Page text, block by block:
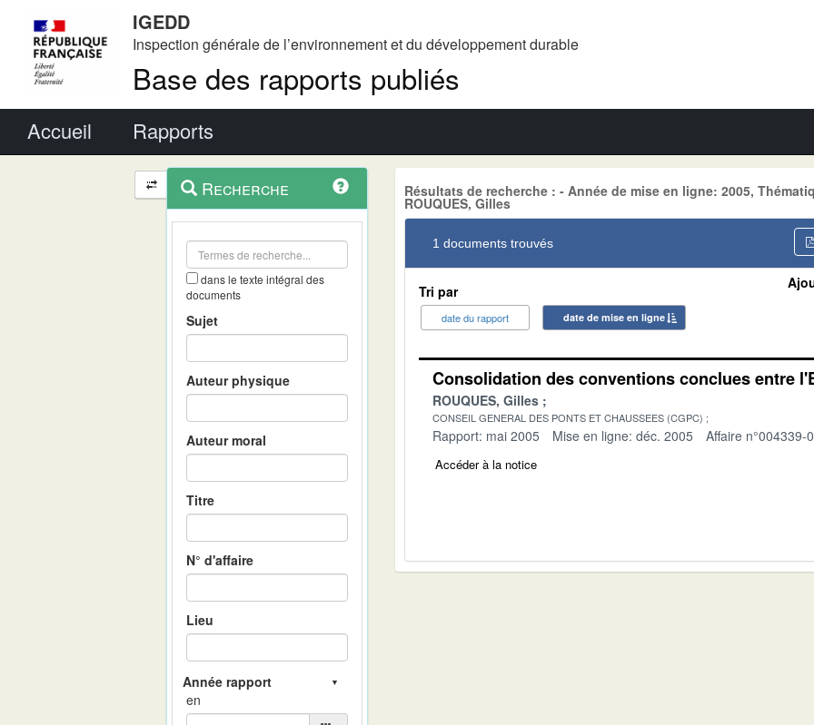
IGEDD
Inspection générale de l’environnement et du développement durable
Base des rapports publiés
Accueil Rapports
Navigation
et
outils
contextuel
Recherche
dans le texte intégral des
documents
Sujet
Auteur physique
Auteur moral
Titre
N° d'affaire
Lieu
en
Résultats de recherche : - Année de mise en ligne: 2005,
ROUQUES, Gilles
1 documents trouvés
Tri par
date du rapport date de mise en ligne
Consolidation des conventions conclues entre
ROUQUES, Gilles
CONSEIL GENERAL DES PONTS ET CHAUSSEES (CGPC)
Rapport: mai 2005 Mise en ligne: déc. 2005 Affaire n°004339-
Accéder à la notice